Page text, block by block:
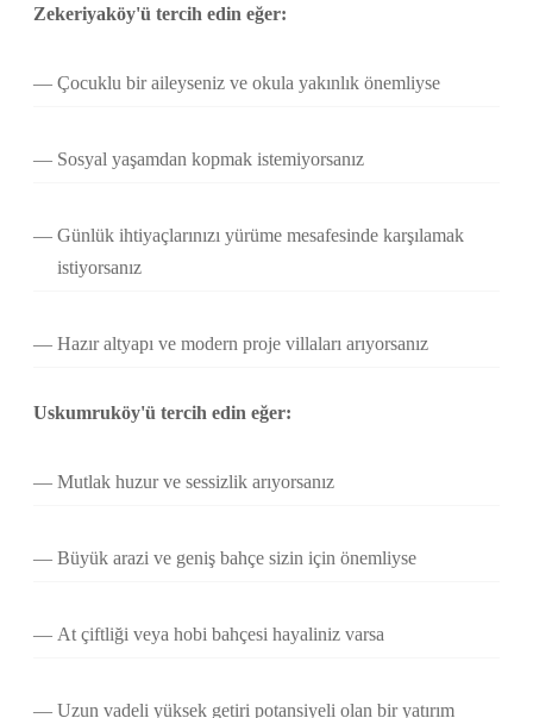
Zekeriyaköy'ü tercih edin eğer:
Çocuklu bir aileyseniz ve okula yakınlık önemliyse
Sosyal yaşamdan kopmak istemiyorsanız
Günlük ihtiyaçlarınızı yürüme mesafesinde karşılamak
istiyorsanız
Hazır altyapı ve modern proje villaları arıyorsanız
Uskumruköy'ü tercih edin eğer:
Mutlak huzur ve sessizlik arıyorsanız
Büyük arazi ve geniş bahçe sizin için önemliyse
At çiftliği veya hobi bahçesi hayaliniz varsa
Uzun vadeli yüksek getiri potansiyeli olan bir yatırım